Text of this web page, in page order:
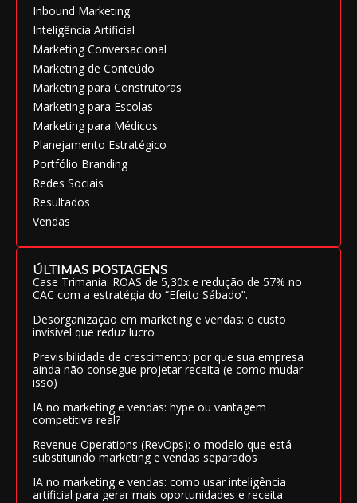
Inbound Marketing
Inteligência Artificial
Marketing Conversacional
Marketing de Conteúdo
Marketing para Construtoras
Marketing para Escolas
Marketing para Médicos
Planejamento Estratégico
Portfólio Branding
Redes Sociais
Resultados
Vendas
ÚLTIMAS POSTAGENS
Case Trimania: ROAS de 5,30x e redução de 57% no
CAC com a estratégia do “Efeito Sábado”.
Desorganização em marketing e vendas: o custo
invisível que reduz lucro
Previsibilidade de crescimento: por que sua empresa
ainda não consegue projetar receita (e como mudar
isso)
IA no marketing e vendas: hype ou vantagem
competitiva real?
Revenue Operations (RevOps): o modelo que está
substituindo marketing e vendas separados
IA no marketing e vendas: como usar inteligência
artificial para gerar mais oportunidades e receita